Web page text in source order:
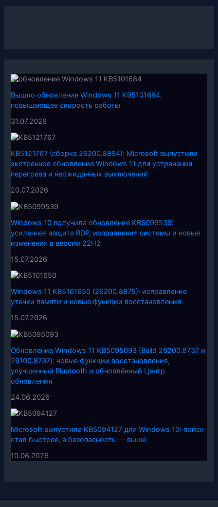
Вышло обновление Windows 11 KB5101684,
повышающее скорость работы
31.07.2026
KB5121767 (сборка 26200.8894): Microsoft выпустила
экстренное обновление Windows 11 для устранения
перегрева и неожиданных выключений
20.07.2026
Windows 10 получила обновление KB5099539:
усиленная защита RDP, исправления системы и новые
изменения в версии 22H2
15.07.2026
Windows 11 KB5101650 (26200.8875): исправление
утечки памяти и новые функции восстановления
15.07.2026
Обновление Windows 11 KB5095093 (Build 26200.8737 и
26100.8737): новые функции восстановления,
улучшенный Bluetooth и обновлённый Центр
обновления
24.06.2026
Microsoft выпустила KB5094127 для Windows 10: поиск
стал быстрее, а безопасность — выше
10.06.2026